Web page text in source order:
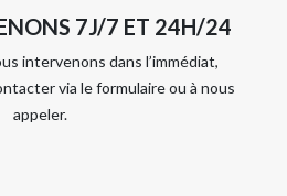
7J/7 ET 24H/24
intervenons dans l’immédiat,
via le formulaire ou à nous
appeler.